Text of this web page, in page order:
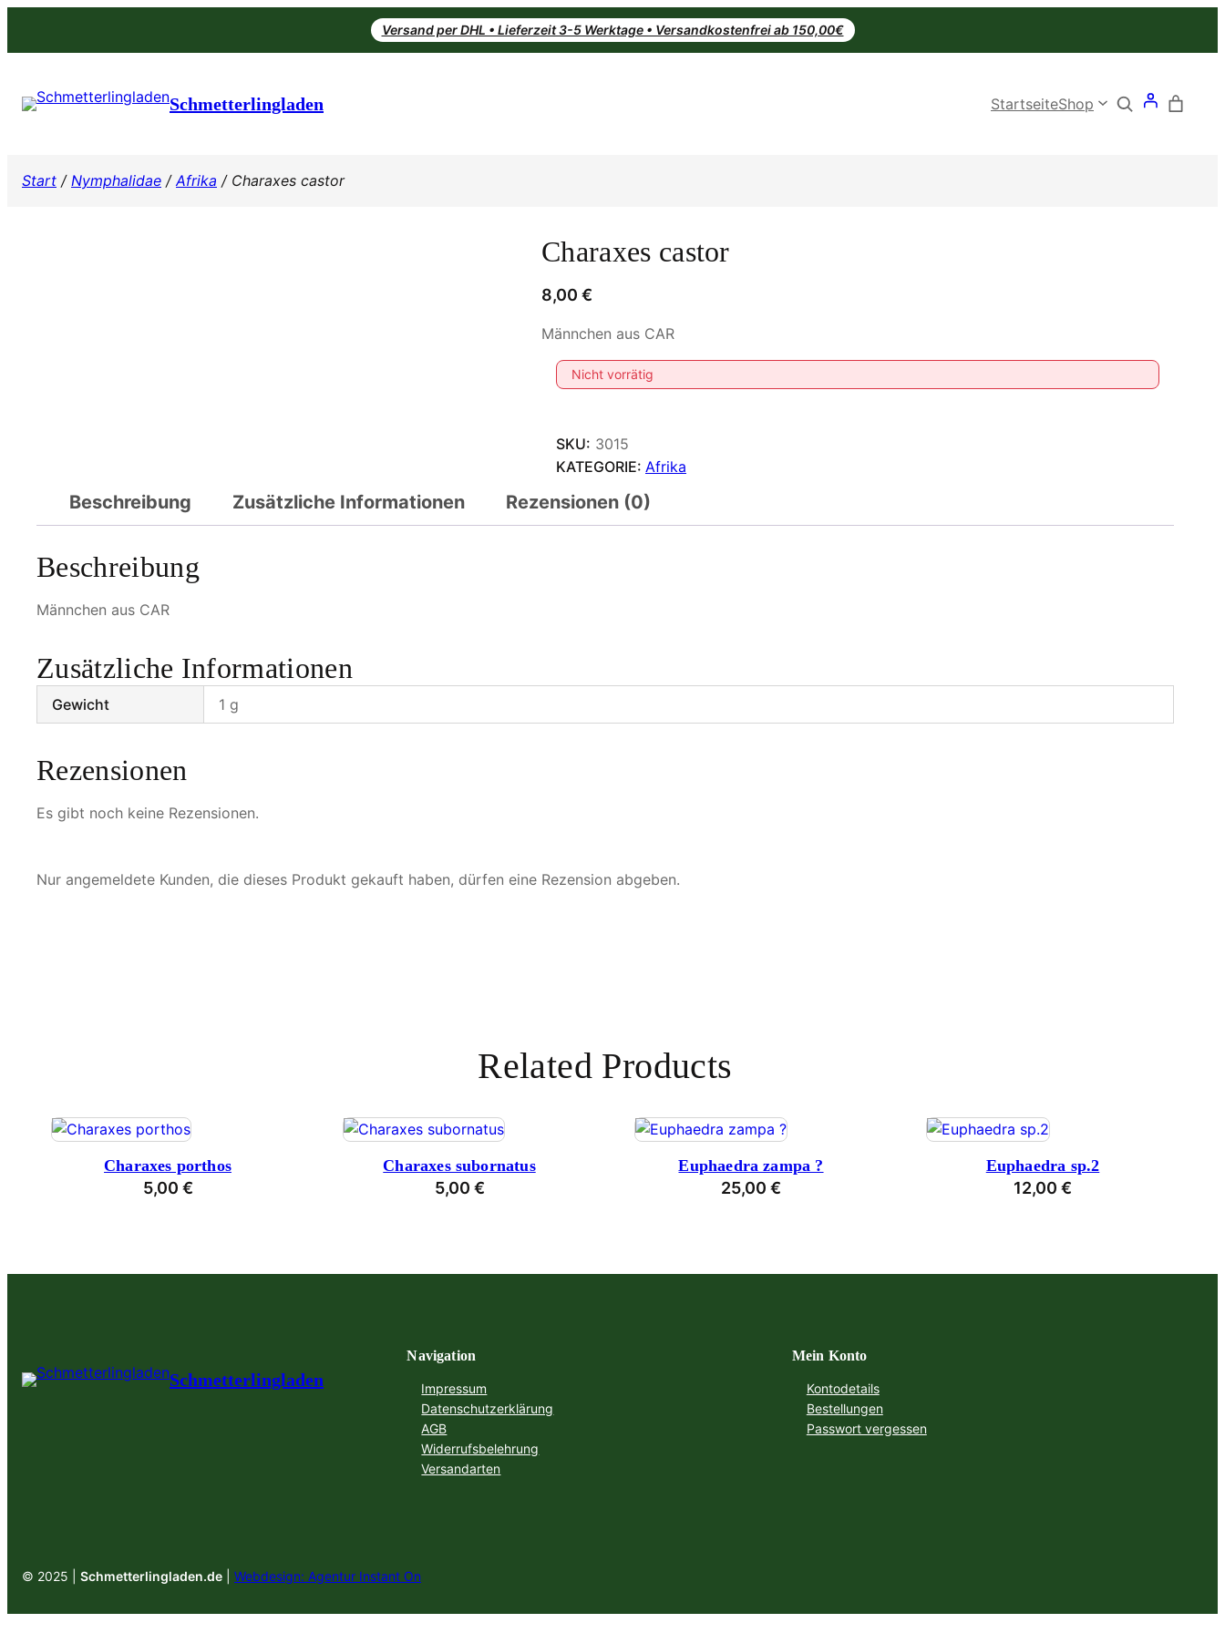
Versand per DHL • Lieferzeit 3-5 Werktage • Versandkostenfrei ab 150,00€
Schmetterlingladen StartseiteShop Search
Start / Nymphalidae /Afrika / Charaxes castor
Charaxes castor
8,00 €
Männchen aus CAR
Nicht vorrätig
SKU: 3015
KATEGORIE: Afrika
Beschreibung Zusätzliche Informationen Rezensionen (0)
Beschreibung
Männchen aus CAR
Zusätzliche Informationen
Gewicht 1 g
Rezensionen
Es gibt noch keine Rezensionen.
Nur angemeldete Kunden, die dieses Produkt gekauft haben, dürfen eine Rezension abgeben.
Related Products
Charaxes porthos
5,00 €
Charaxes subornatus
5,00 €
Euphaedra zampa ?
25,00 €
Euphaedra sp.2
12,00 €
Schmetterlingladen
Navigation
Impressum
Datenschutzerklärung
AGB
Widerrufsbelehrung
Versandarten
Mein Konto
Kontodetails
Bestellungen
Passwort vergessen
© 2025 | Schmetterlingladen.de Webdesign: Agentur Instant On